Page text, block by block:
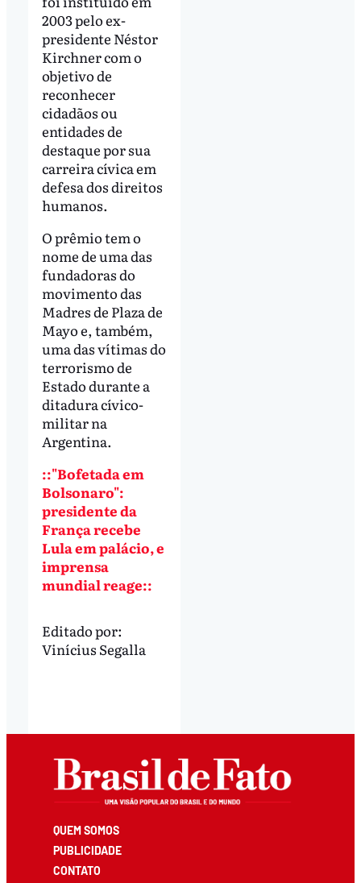
2003 pelo ex-
presidente Néstor
Kirchner com o
objetivo de
reconhecer
cidadãos ou
entidades de
destaque por sua
carreira cívica em
defesa dos direitos
humanos.
O prêmio tem o
nome de uma das
fundadoras do
movimento das
Madres de Plaza de
Mayo e, também,
uma das vítimas do
terrorismo de
Estado durante a
ditadura cívico-
militar na
Argentina.
::"Bofetada em
Bolsonaro":
presidente da
França recebe
Lula em palácio, e
imprensa
mundial reage::
Editado por:
Vinícius Segalla
QUEM SOMOS
PUBLICIDADE
CONTATO